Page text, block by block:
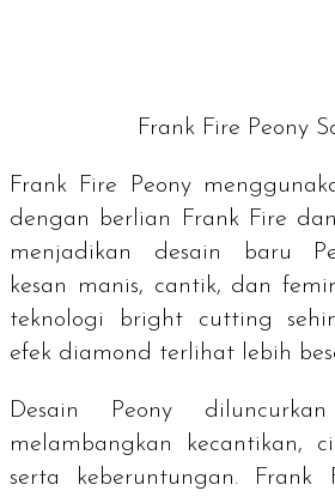
Frank Fire Peony
Frank Fire Peony
dengan berlian Frank Fire
menjadikan desain baru
kesan manis, cantik, dan
teknologi
bright cutting
efek diamond terlihat lebih
Desain Peony
melambangkan kecantikan,
serta keberuntungan. Frank